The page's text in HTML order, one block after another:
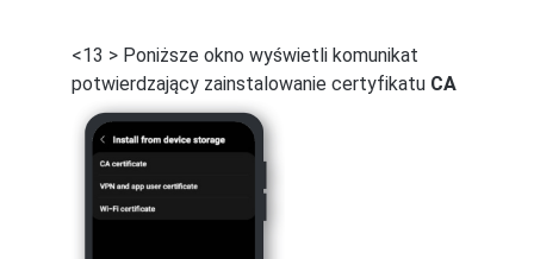
<13 > Poniższe okno wyświetli komunikat
potwierdzający zainstalowanie certyfikatu CA